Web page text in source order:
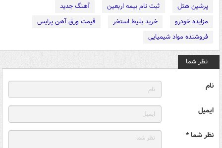
پرشین هتل
ثبت نام بیمه اربعین
آهنگ جدید
مزایده خودرو
خرید بلیط استخر
قیمت ورق آهن پرایس
فروشنده مواد شیمیایی
نظر شما
نام
ایمیل
نظر شما *